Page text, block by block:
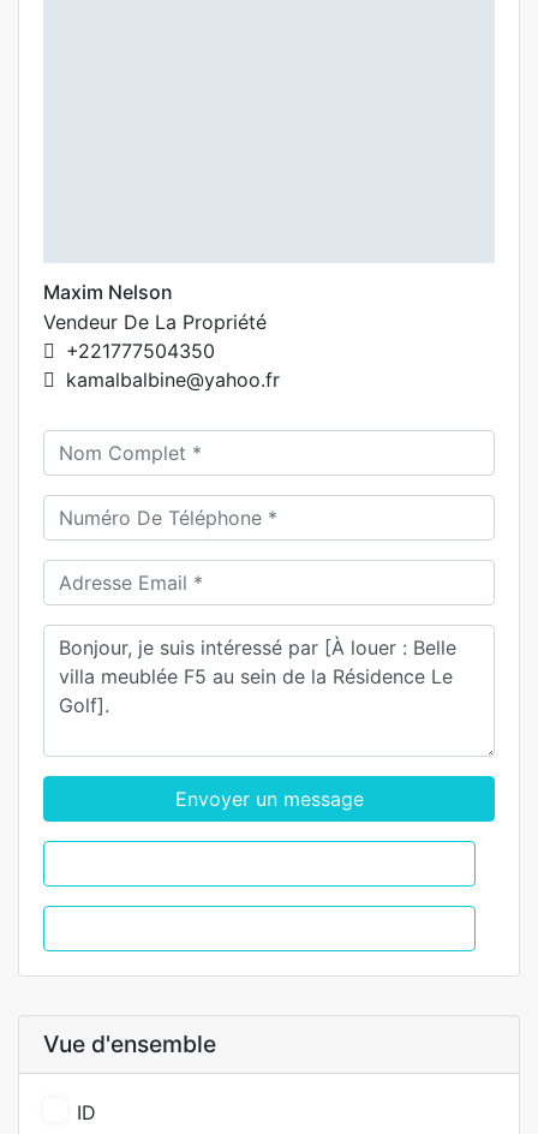
Maxim Nelson
Vendeur De La Propriété
+221777504350
kamalbalbine@yahoo.fr
Envoyer un message
Vue d'ensemble
ID